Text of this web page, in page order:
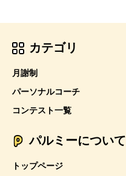
カテゴリ
月謝制
パーソナルコーチ
コンテスト一覧
パルミーについて
トップページ